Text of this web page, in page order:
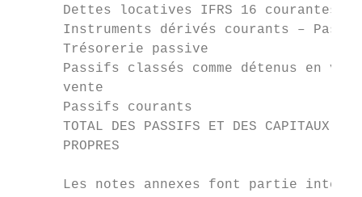
Dettes locatives IFRS 16 courantes
Instruments dérivés courants –
Trésorerie passive
Passifs classés comme détenus en vue
vente
Passifs courants
      TOTAL DES PASSIFS ET DES CAPITAUX
PROPRES
Les notes annexes font partie